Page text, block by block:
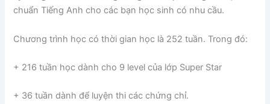
chuẩn Tiếng Anh cho các bạn học sinh có nhu cầu.
Chương trình học có thời gian học là 252 tuần. Trong đó:
+ 216 tuần học dành cho 9 level của lớp Super Star
+ 36 tuần dành để luyện thi các chứng chỉ.